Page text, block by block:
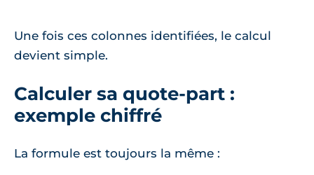
Une fois ces colonnes identifiées, le calcul
devient simple.
Calculer sa quote-part :
exemple chiffré
La formule est toujours la même :